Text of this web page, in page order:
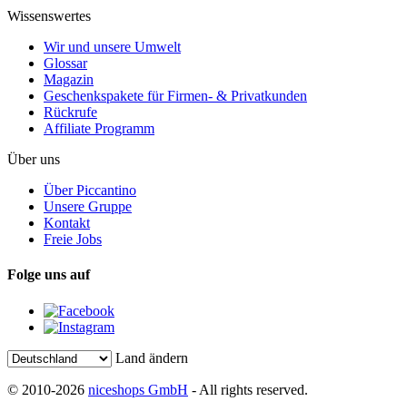
Wissenswertes
Wir und unsere Umwelt
Glossar
Magazin
Geschenkspakete für Firmen- & Privatkunden
Rückrufe
Affiliate Programm
Über uns
Über Piccantino
Unsere Gruppe
Kontakt
Freie Jobs
Folge uns auf
Land ändern
© 2010-2026 niceshops GmbH - All rights reserved.